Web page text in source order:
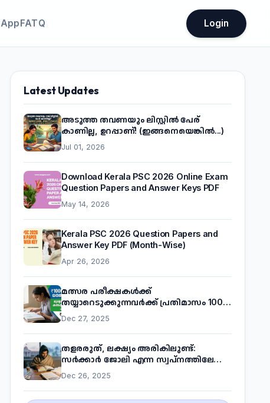
AppFATQ Login
Latest Updates
അടുത്ത തവണയും ലിസ്റ്റിൽ പേര്
കാണില്ല, ഉറപ്പാണ്! (ഇങ്ങനെയെങ്കിൽ...)
Jul 01, 2026
Download Kerala PSC 2026 Online Exam
Question Papers and Answer Keys PDF
May 14, 2026
Kerala PSC 2026 Question Papers and
Answer Key PDF (Month-Wise)
Apr 26, 2026
മത്സര പരീക്ഷകൾക്ക്
തയ്യാറെടുക്കുന്നവർക്ക് പ്രതിമാസം 1000
പദ്ധതിയെക്കുറിച്ച് അറിയാം
Dec 27, 2025
തളരരുത്, ലക്ഷ്യം അരികിലുണ്ട്:
സർക്കാർ ജോലി എന്ന സ്വപ്നത്തിലേക്ക്
Dec 26, 2025